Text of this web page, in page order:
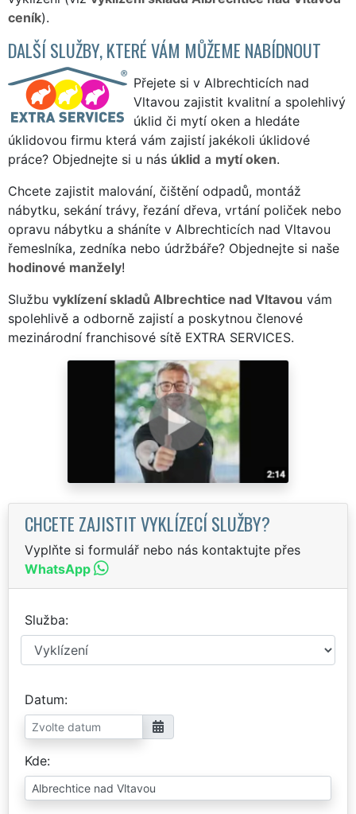
ceník).
DALŠÍ SLUŽBY, KTERÉ VÁM MŮŽEME NABÍDNOUT
Přejete si v Albrechticích nad
Vltavou zajistit kvalitní a spolehlivý
úklid či mytí oken a hledáte
úklidovou firmu která vám zajistí jakékoli úklidové
práce? Objednejte si u nás úklid a mytí oken.
Chcete zajistit malování, čištění odpadů, montáž
nábytku, sekání trávy, řezání dřeva, vrtání poliček nebo
opravu nábytku a sháníte v Albrechticích nad Vltavou
řemeslníka, zedníka nebo údržbáře? Objednejte si naše
hodinové manžely!
Službu vyklízení skladů Albrechtice nad Vltavou vám
spolehlivě a odborně zajistí a poskytnou členové
mezinárodní franchisové sítě EXTRA SERVICES.
CHCETE ZAJISTIT VYKLÍZECÍ SLUŽBY?
Vyplňte si formulář nebo nás kontaktujte přes
WhatsApp
Služba
Datum
Kde